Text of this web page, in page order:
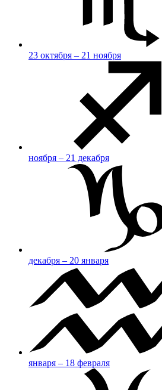
23 октября – 21 ноября
ноября – 21 декабря
декабря – 20 января
января – 18 февраля